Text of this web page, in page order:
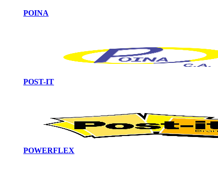
POINA
POST-IT
POWERFLEX